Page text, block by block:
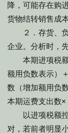
降，可能存在购
货物结转销售成
２．存货、负
企业。分析时，
本期进项税额
额用负数表示）
数（增加额用负
本期运费支出数×
以进项税额控
对，若前者明显